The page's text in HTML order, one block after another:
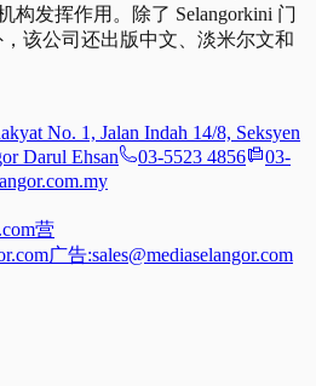
构发挥作用。除了 Selangorkini 门
，该公司还出版中文、淡米尔文和
No. 1, Jalan Indah 14/8, Seksyen
Darul Ehsan
03-5523 4856
03-
营
广告:sales@mediaselangor.com